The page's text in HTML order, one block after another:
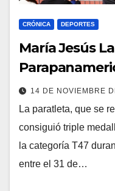
CRÓNICA DEPORTES
María Jesús
14 DE NOVIEMBRE
La paratleta, que se
consiguió triple
la categoría T47
entre el 31 de…